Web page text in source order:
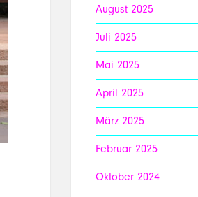
August 2025
Juli 2025
Mai 2025
April 2025
März 2025
Februar 2025
Oktober 2024